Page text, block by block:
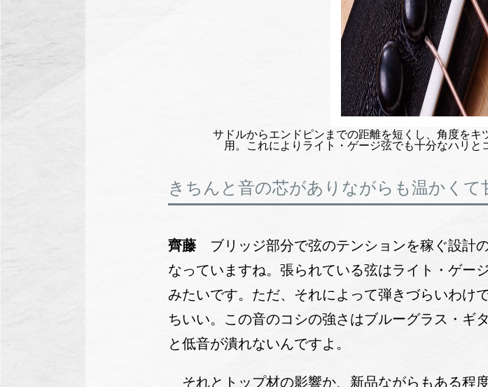
サドルからエンドピンまでの距離を短くし、角度を
用。これによりライト・ゲージ弦でも十分なハリ
きちんと音の芯がありながらも温かく
齊藤 ブリッジ部分で弦のテンションを稼ぐ設計
なっていますね。張られている弦はライト・ゲー
みたいです。ただ、それによって弾きづらいわけ
ちいい。この音のコシの強さはブルーグラス・ギ
と低音が潰れないんですよ。
それとトップ材の影響か、新品ながらもある程